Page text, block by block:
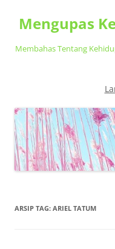
Mengupas
Membahas Tentang
ARSIP TAG: ARIEL TATUM